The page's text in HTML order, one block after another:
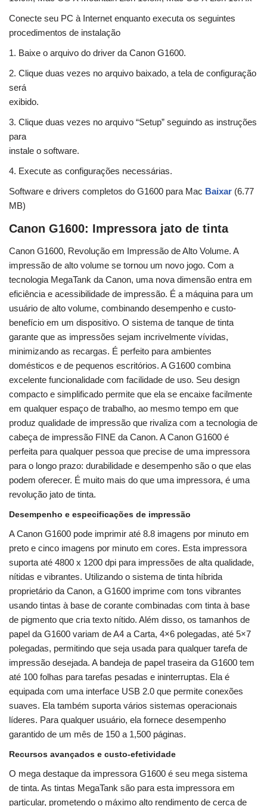
Conecte seu PC à Internet enquanto executa os seguintes
procedimentos de instalação
1. Baixe o arquivo do driver da Canon G1600.
2. Clique duas vezes no arquivo baixado, a tela de configuração
será
exibido.
3. Clique duas vezes no arquivo “Setup” seguindo as instruções
para
instale o software.
4. Execute as configurações necessárias.
Software e drivers completos do G1600 para Mac Baixar (6.77
MB)
Canon G1600: Impressora jato de tinta
Canon G1600, Revolução em Impressão de Alto Volume. A
impressão de alto volume se tornou um novo jogo. Com a
tecnologia MegaTank da Canon, uma nova dimensão entra em
eficiência e acessibilidade de impressão. É a máquina para um
usuário de alto volume, combinando desempenho e custo-
benefício em um dispositivo. O sistema de tanque de tinta
garante que as impressões sejam incrivelmente vívidas,
minimizando as recargas. É perfeito para ambientes
domésticos e de pequenos escritórios. A G1600 combina
excelente funcionalidade com facilidade de uso. Seu design
compacto e simplificado permite que ela se encaixe facilmente
em qualquer espaço de trabalho, ao mesmo tempo em que
produz qualidade de impressão que rivaliza com a tecnologia de
cabeça de impressão FINE da Canon. A Canon G1600 é
perfeita para qualquer pessoa que precise de uma impressora
para o longo prazo: durabilidade e desempenho são o que elas
podem oferecer. É muito mais do que uma impressora, é uma
revolução jato de tinta.
Desempenho e especificações de impressão
A Canon G1600 pode imprimir até 8.8 imagens por minuto em
preto e cinco imagens por minuto em cores. Esta impressora
suporta até 4800 x 1200 dpi para impressões de alta qualidade,
nítidas e vibrantes. Utilizando o sistema de tinta híbrida
proprietário da Canon, a G1600 imprime com tons vibrantes
usando tintas à base de corante combinadas com tinta à base
de pigmento que cria texto nítido. Além disso, os tamanhos de
papel da G1600 variam de A4 a Carta, 4×6 polegadas, até 5×7
polegadas, permitindo que seja usada para qualquer tarefa de
impressão desejada. A bandeja de papel traseira da G1600 tem
até 100 folhas para tarefas pesadas e ininterruptas. Ela é
equipada com uma interface USB 2.0 que permite conexões
suaves. Ela também suporta vários sistemas operacionais
líderes. Para qualquer usuário, ela fornece desempenho
garantido de um mês de 150 a 1,500 páginas.
Recursos avançados e custo-efetividade
O mega destaque da impressora G1600 é seu mega sistema
de tinta. As tintas MegaTank são para esta impressora em
particular, prometendo o máximo alto rendimento de cerca de